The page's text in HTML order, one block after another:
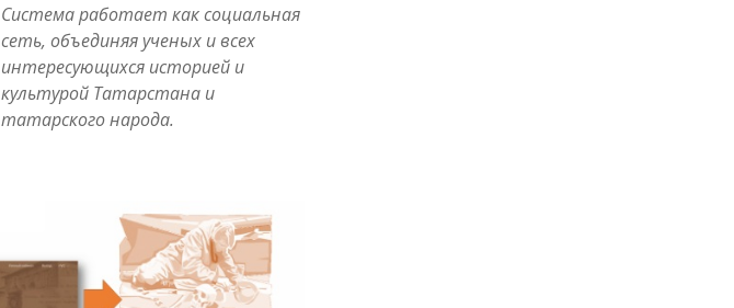
Система работает как социальная
сеть, объединяя ученых и всех
интересующихся историей и
культурой Татарстана и
татарского народа.